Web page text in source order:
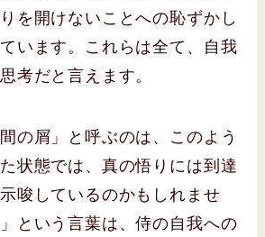
を開けないことへの恥ずかし
います。これらは全て、自我
考だと言えます。
の屑」と呼ぶのは、このよう
状態では、真の悟りには到達
唆しているのかもしれませ
という言葉は、侍の自我への